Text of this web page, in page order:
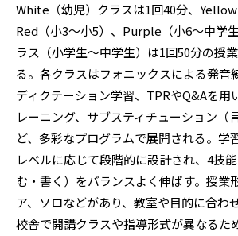
White（幼児）クラスは1回40分、Yellow
Red（小3〜小5）、Purple（小6〜中学
ラス（小学生〜中学生）は1回50分の授
る。各クラスはフォニックスによる発音
ディクテーション学習、TPRやQ&Aを用
レーニング、サブスティチューション（
ど、多彩なプログラムで展開される。学
レベルに応じて段階的に設計され、4技
む・書く）をバランスよく伸ばす。授業
ア、ソロなどがあり、教室や目的に合わ
校舎で開講クラスや指導形式が異なるた